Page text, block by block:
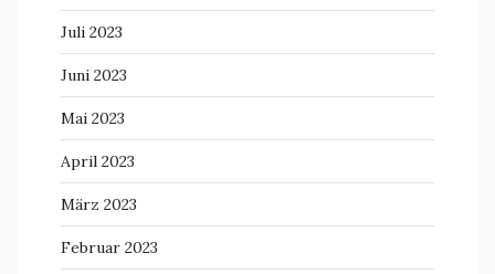
Juli 2023
Juni 2023
Mai 2023
April 2023
März 2023
Februar 2023